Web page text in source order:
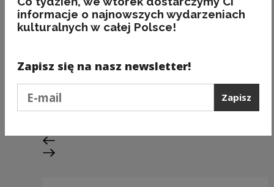
BAKALIE
Kategorie:
Poprzedni slajd
Następny slajd
informacje o najnowszych wydarzeniach
kulturalnych w całej Polsce!
Zapisz się na nasz newsletter!
Zapisz